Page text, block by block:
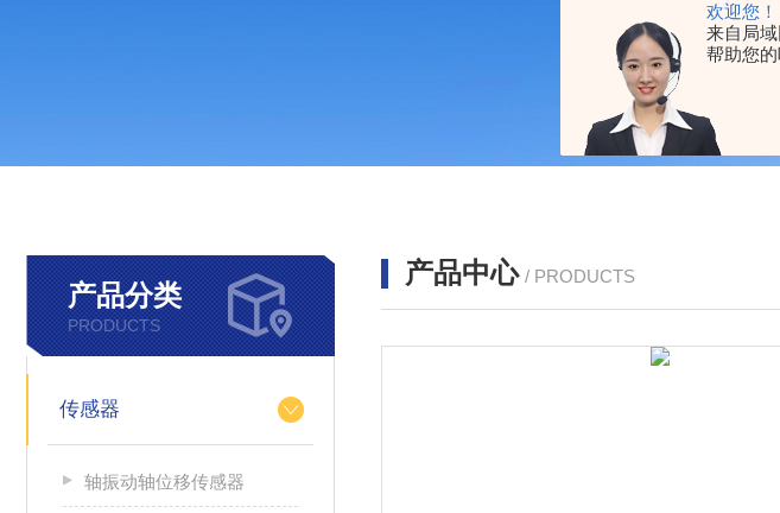
欢迎您！
来自局
帮助您的
产品分类
PRODUCTS
传感器
轴振动轴位移传感器
产品中心 / PRODUCTS